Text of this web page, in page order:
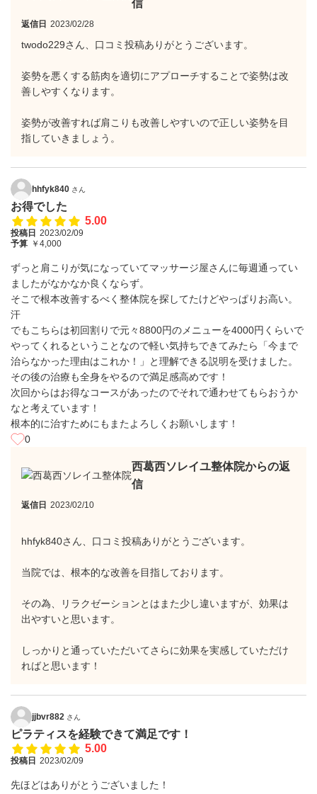
信
返信日 2023/02/28
twodo229さん、口コミ投稿ありがとうございます。
姿勢を悪くする筋肉を適切にアプローチすることで姿勢は改
善しやすくなります。
姿勢が改善すれば肩こりも改善しやすいので正しい姿勢を目
指していきましょう。
hhfyk840 さん
お得でした
5.00
投稿日 2023/02/09
予算 ￥4,000
ずっと肩こりが気になっていてマッサージ屋さんに毎週通ってい
ましたがなかなか良くならず。
そこで根本改善するべく整体院を探してたけどやっぱりお高い。
汗
でもこちらは初回割りで元々8800円のメニューを4000円くらいで
やってくれるということなので軽い気持ちできてみたら「今まで
治らなかった理由はこれか！」と理解できる説明を受けました。
その後の治療も全身をやるので満足感高めです！
次回からはお得なコースがあったのでそれで通わせてもらおうか
なと考えています！
根本的に治すためにもまたよろしくお願いします！
0
西葛西ソレイユ整体院からの返
信
返信日 2023/02/10
hhfyk840さん、口コミ投稿ありがとうございます。
当院では、根本的な改善を目指しております。
その為、リラクゼーションとはまた少し違いますが、効果は
出やすいと思います。
しっかりと通っていただいてさらに効果を実感していただけ
ればと思います！
jjbvr882 さん
ピラティスを経験できて満足です！
5.00
投稿日 2023/02/09
先ほどはありがとうございました！